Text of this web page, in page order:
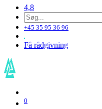
4,8
+45 35 95 36 96
Få rådgivning
0